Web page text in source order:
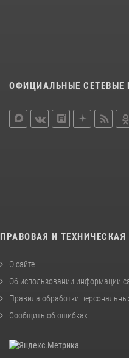
ОФИЦИАЛЬНЫЕ СЕТЕВЫЕ
ПРАВОВАЯ И
О сайте
Об использовании информации
Правила обработки
Сообщить об ошибках